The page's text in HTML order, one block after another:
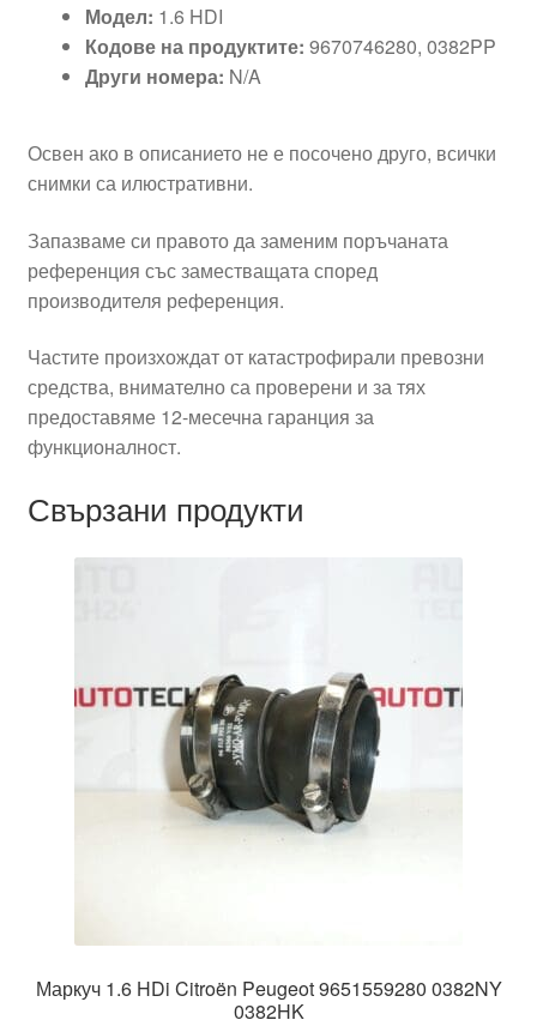
Модел: 1.6 HDI
Кодове на продуктите: 9670746280, 0382PP
Други номера: N/A
Освен ако в описанието не е посочено друго, всички
снимки са илюстративни.
Запазваме си правото да заменим поръчаната
референция със заместващата според
производителя референция.
Частите произхождат от катастрофирали превозни
средства, внимателно са проверени и за тях
предоставяме 12-месечна гаранция за
функционалност.
Свързани продукти
Маркуч 1.6 HDi Citroën Peugeot 9651559280 0382NY
0382HK